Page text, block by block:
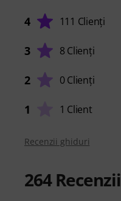
4 111 Clienți
3 8 Clienți
2 0 Clienți
1 1 Client
Recenzii ghiduri
264Recenzii